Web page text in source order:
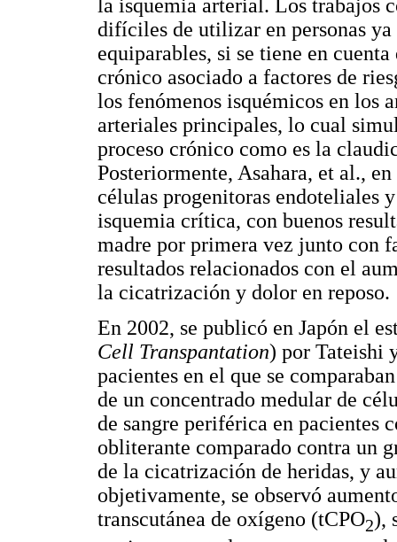
la isquemia arterial. Los trabajos
difíciles de utilizar en personas ya
equiparables, si se tiene en
crónico asociado a factores de
los fenómenos isquémicos en los
arteriales principales, lo cual
proceso crónico como es la
Posteriormente, Asahara, et al.,
células progenitoras endoteliales
isquemia crítica, con buenos
madre por primera vez junto con
resultados relacionados con el
la cicatrización y dolor en reposo.
En 2002, se publicó en Japón el
Cell Transpantation) por Tateishi
pacientes en el que se
de un concentrado medular de
de sangre periférica en pacientes
obliterante comparado contra un
de la cicatrización de heridas, y
objetivamente, se observó
transcutánea de oxígeno (tCPO2),